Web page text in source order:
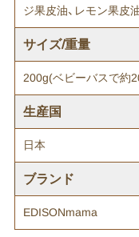
ジ果皮油、レモン果皮
サイズ/重量
200g(ベビーバスで約
生産国
日本
ブランド
EDISONmama